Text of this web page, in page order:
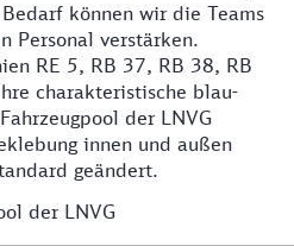
können wir die Teams
Personal verstärken.
RE 5, RB 37, RB 38, RB
charakteristische blau-
der LNVG
innen und außen
geändert.
der LNVG